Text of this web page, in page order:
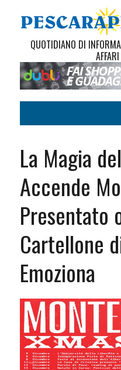
QUOTIDIANO DI
AFFARI
La Magia
Accende
Presentato
Cartellone
Emoziona